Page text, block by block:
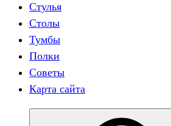
Стулья
Столы
Тумбы
Полки
Советы
Карта сайта